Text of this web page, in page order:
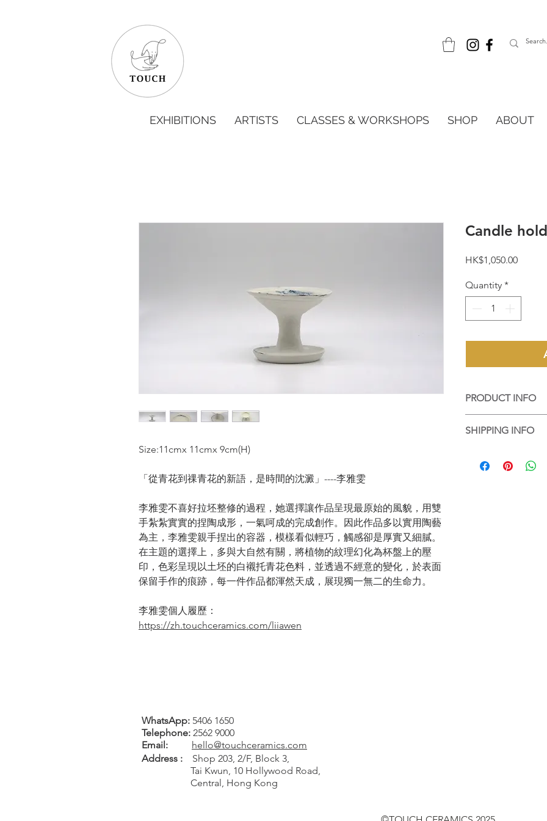
EXHIBITIONS ARTISTS CLASSES & WORKSHOPS SHOP ABOUT
Size:11cmx 11cmx 9cm(H)
「從青花到祼青花的新語，是時間的沈澱」----李雅雯
李雅雯不喜好拉坯整修的過程，她選擇讓作品呈現最原始的風貌，用雙
手紮紮實實的捏陶成形，一氣呵成的完成創作。因此作品多以實用陶藝
為主，李雅雯親手捏出的容器，模樣看似輕巧，觸感卻是厚實又細膩。
在主題的選擇上，多與大自然有關，將植物的紋理幻化為杯盤上的壓
印，色彩呈現以土坯的白襯托青花色料，並透過不經意的變化，於表面
保留手作的痕跡，每一件作品都渾然天成，展現獨一無二的生命力。
李雅雯個人履歷：
https://zh.touchceramics.com/liiawen
Candle
HK$1,050.00Price
Quantity *
PRODUCT INFO
個都是陶藝家的心血
SHIPPING INFO
品包好，並以順豐送
WhatsApp: 5406 1650
Telephone: 2562 9000
Email:
hello@touchceramics.com
Address : Shop 203, 2/F, Block 3,
Tai Kwun, 10 Hollywood Road,
Central, Hong Kong